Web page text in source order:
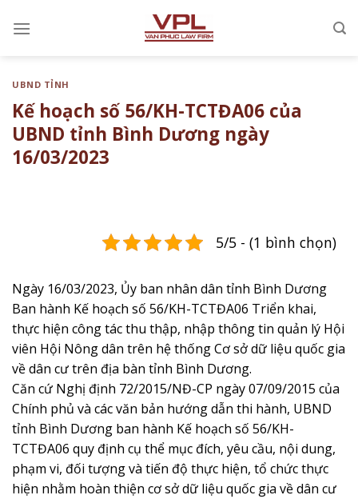
đến
UBND TỈNH
Kế hoạch số 56/KH-TCTĐA06 của
UBND tỉnh Bình Dương ngày
16/03/2023
5/5 - (1 bình chọn)
Ngày 16/03/2023, Ủy ban nhân dân tỉnh Bình Dương
Ban hành Kế hoạch số 56/KH-TCTĐA06 ​Triển khai,
thực hiện công tác thu thập, nhập thông tin quản lý Hội
viên Hội Nông dân trên hệ thống Cơ sở dữ liệu quốc gia
về dân cư trên địa bàn tỉnh Bình Dương.
Căn cứ Nghị định 72/2015/NĐ-CP ngày 07/09/2015 của
Chính phủ và các văn bản hướng dẫn thi hành, UBND
tỉnh Bình Dương ban hành Kế hoạch số 56/KH-
TCTĐA06 quy định cụ thể mục đích, yêu cầu, nội dung,
phạm vi, đối tượng và tiến độ thực hiện, tổ chức thực
hiện nhằm hoàn thiện cơ sở dữ liệu quốc gia về dân cư